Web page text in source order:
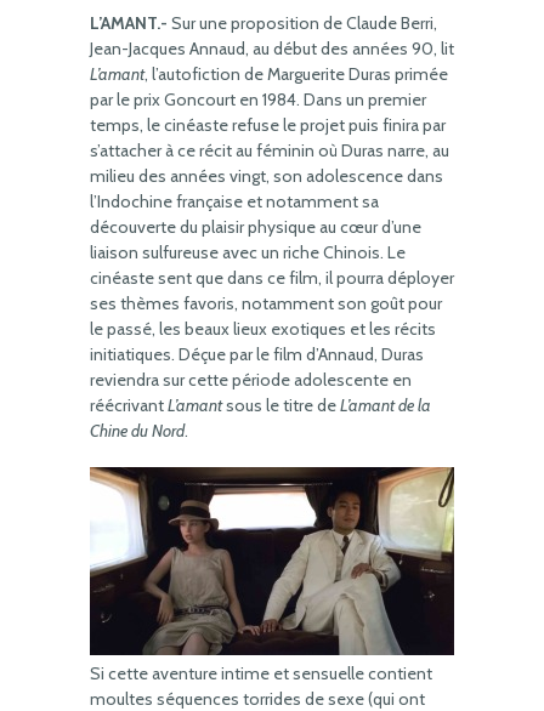
L’AMANT.- Sur une proposition de Claude Berri,
Jean-Jacques Annaud, au début des années 90, lit
L’amant, l’autofiction de Marguerite Duras primée
par le prix Goncourt en 1984. Dans un premier
temps, le cinéaste refuse le projet puis finira par
s’attacher à ce récit au féminin où Duras narre, au
milieu des années vingt, son adolescence dans
l’Indochine française et notamment sa
découverte du plaisir physique au cœur d’une
liaison sulfureuse avec un riche Chinois. Le
cinéaste sent que dans ce film, il pourra déployer
ses thèmes favoris, notamment son goût pour
le passé, les beaux lieux exotiques et les récits
initiatiques. Déçue par le film d’Annaud, Duras
reviendra sur cette période adolescente en
réécrivantL’amantsous le titre deL’amant de la
Chine du Nord.
Si cette aventure intime et sensuelle contient
moultes séquences torrides de sexe (qui ont